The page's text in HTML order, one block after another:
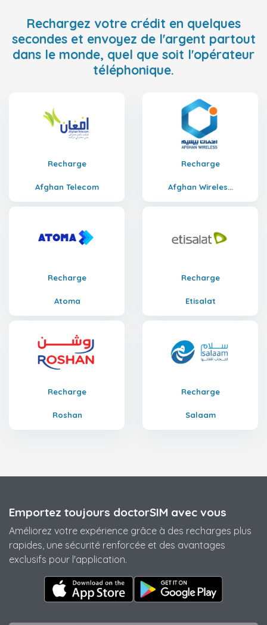
Rechargez votre crédit en quelques
secondes et envoyez de l'argent partout
dans le monde, quel que soit l'opérateur
téléphonique.
Recharge
Afghan Telecom
Recharge
Afghan Wireles...
Recharge
Atoma
Recharge
Etisalat
Recharge
Roshan
Recharge
Salaam
Emportez toujours doctorSIM avec vous
Améliorez votre expérience grâce à des recharges plus
rapides, une sécurité renforcée et des avantages
exclusifs pour l'application.